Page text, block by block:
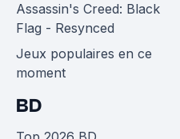
Assassin's Creed: Black
Flag - Resynced
Jeux populaires en ce
moment
BD